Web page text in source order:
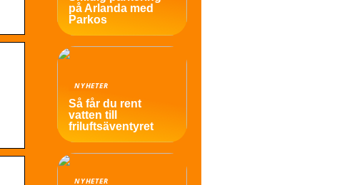
på Arlanda med
Parkos
NYHETER
Så får du rent
vatten till
friluftsäventyret
NYHETER